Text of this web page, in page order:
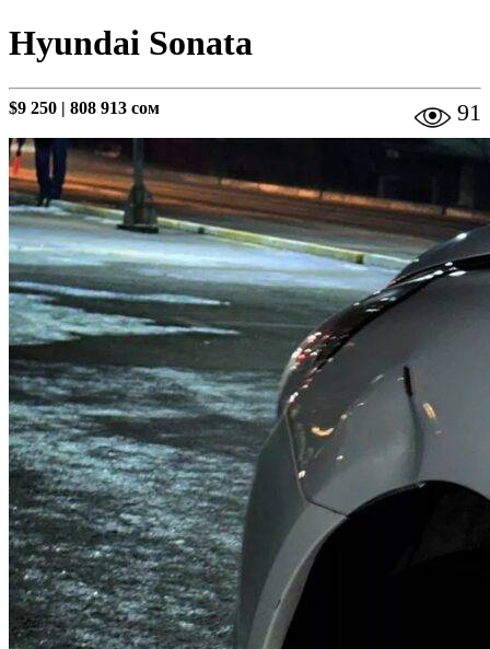
Hyundai Sonata
$9 250 | 808 913 сом 91